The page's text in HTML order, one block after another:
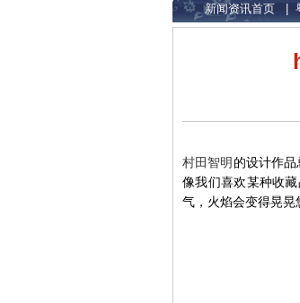
新闻资讯首页
村田智明 的设计作
像我们喜欢某种收
气，火焰会变得晃晃